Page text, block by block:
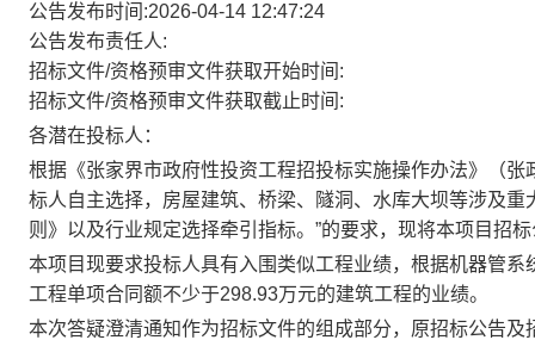
公告发布时间:2026-04-14 12:47:24
公告发布责任人:
招标文件/资格预审文件获取开始时间:
招标文件/资格预审文件获取截止时间:
各潜在投标人：
根据《张家界市政府性投资工程招投标实施操作办法》（张
标人自主选择，房屋建筑、桥梁、隧洞、水库大坝等涉及
则》以及行业规定选择牵引指标。”的要求，现将本项目招
本项目现要求投标人具有入围类似工程业绩，根据机器管
工程单项合同额不少于298.93万元的建筑工程的业绩。
本次答疑澄清通知作为招标文件的组成部分， 原招标公告及